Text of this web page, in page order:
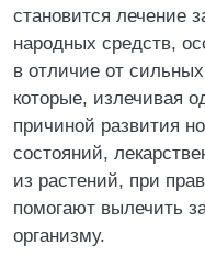
становится лечение
народных средств,
в отличие от
которые, излечивая
причиной развития
состояний,
из растений, при
помогают вылечить
организму.